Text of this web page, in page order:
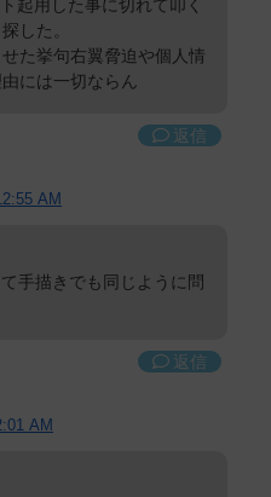
起用した事に切れて叩く
した。
た挙句右翼脅迫や個人情
には一切ならん
返信
AM
手描きでも同じように問
返信
AM